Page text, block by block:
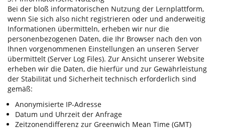
Bei der bloß informatorischen Nutzung der Lernplattform,
wenn Sie sich also nicht registrieren oder und anderweitig
Informationen übermitteln, erheben wir nur die
personenbezogenen Daten, die Ihr Browser nach den von
Ihnen vorgenommenen Einstellungen an unseren Server
übermittelt (Server Log Files). Zur Ansicht unserer Website
erheben wir die Daten, die hierfür und zur Gewährleistung
der Stabilität und Sicherheit technisch erforderlich sind
gemäß:
Anonymisierte IP-Adresse
Datum und Uhrzeit der Anfrage
Zeitzonendifferenz zur Greenwich Mean Time (GMT)